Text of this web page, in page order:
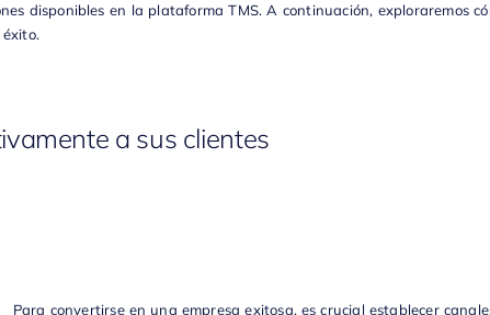
disponibles en la plataformaTMS. A continuación, exploraremos
a sus clientes
Para convertirse en una empresa exitosa, es crucial establecer